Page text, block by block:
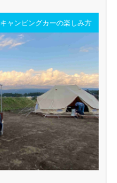
キャンピングカーの楽しみ方